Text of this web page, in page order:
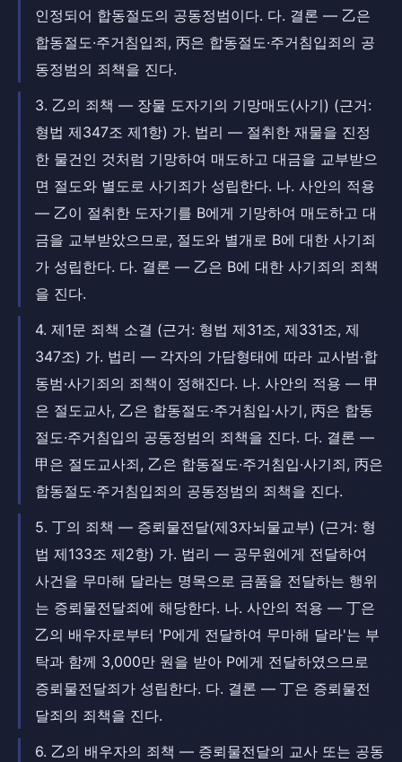
인정되어 합동절도의 공동정범이다. 다. 결론 — 乙은
합동절도·주거침입죄, 丙은 합동절도·주거침입죄의 공
동정범의 죄책을 진다.
3. 乙의 죄책 — 장물 도자기의 기망매도(사기) (근거:
형법 제347조 제1항) 가. 법리 — 절취한 재물을 진정
한 물건인 것처럼 기망하여 매도하고 대금을 교부받으
면 절도와 별도로 사기죄가 성립한다. 나. 사안의 적용
— 乙이 절취한 도자기를 B에게 기망하여 매도하고 대
금을 교부받았으므로, 절도와 별개로 B에 대한 사기죄
가 성립한다. 다. 결론 — 乙은 B에 대한 사기죄의 죄책
을 진다.
4. 제1문 죄책 소결 (근거: 형법 제31조, 제331조, 제
347조) 가. 법리 — 각자의 가담형태에 따라 교사범·합
동범·사기죄의 죄책이 정해진다. 나. 사안의 적용 — 甲
은 절도교사, 乙은 합동절도·주거침입·사기, 丙은 합동
절도·주거침입의 공동정범의 죄책을 진다. 다. 결론 —
甲은 절도교사죄, 乙은 합동절도·주거침입·사기죄, 丙은
합동절도·주거침입죄의 공동정범의 죄책을 진다.
5. 丁의 죄책 — 증뢰물전달(제3자뇌물교부) (근거: 형
법 제133조 제2항) 가. 법리 — 공무원에게 전달하여
사건을 무마해 달라는 명목으로 금품을 전달하는 행위
는 증뢰물전달죄에 해당한다. 나. 사안의 적용 — 丁은
乙의 배우자로부터 'P에게 전달하여 무마해 달라'는 부
탁과 함께 3,000만 원을 받아 P에게 전달하였으므로
증뢰물전달죄가 성립한다. 다. 결론 — 丁은 증뢰물전
달죄의 죄책을 진다.
6. 乙의 배우자의 죄책 — 증뢰물전달의 교사 또는 공동